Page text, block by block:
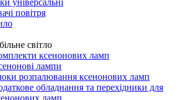
повітря
світло
ксенонових ламп
лампи
розпалювання ксенонових ламп
обладнання та перехідники для
ламп